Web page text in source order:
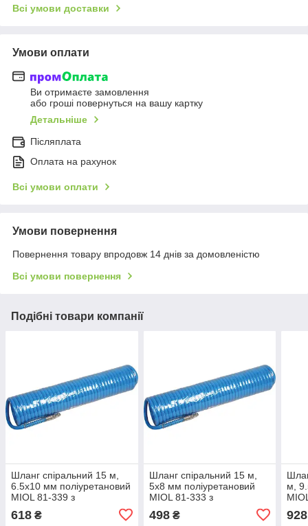
Всі умови доставки
Умови оплати
Ви отримаєте замовлення
або гроші повернуться на вашу картку
Детальніше
Післяплата
Оплата на рахунок
Всі умови оплати
Умови повернення
Повернення товару впродовж 14 днів за домовленістю
Всі умови повернення
Подібні товари компанії
Шланг спіральний 15 м,
6.5х10 мм поліуретановий
MIOL 81-339 з
618 ₴
Шланг спіральний 15 м,
5х8 мм поліуретановий
MIOL 81-333 з
498₴
м,
928